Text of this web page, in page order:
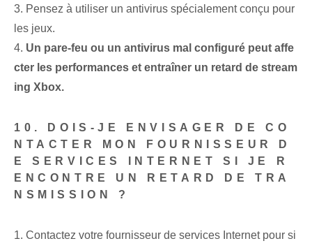
3. Pensez à utiliser un antivirus spécialement conçu pour
les jeux.
4. Un pare-feu ou un antivirus mal configuré peut affe
cter les performances et entraîner un retard de stream
ing Xbox.
10. DOIS-JE ENVISAGER DE CO
NTACTER MON FOURNISSEUR D
E SERVICES INTERNET SI JE R
ENCONTRE UN RETARD DE TRA
NSMISSION ?
1. Contactez votre fournisseur de services Internet pour si